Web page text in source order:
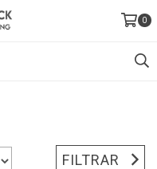
0
FILTRAR